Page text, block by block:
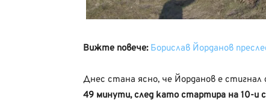
Вижте повече: Борислав Йорданов
Днес стана ясно, че Йорданов е
49 минути, след като стартира на 10-и